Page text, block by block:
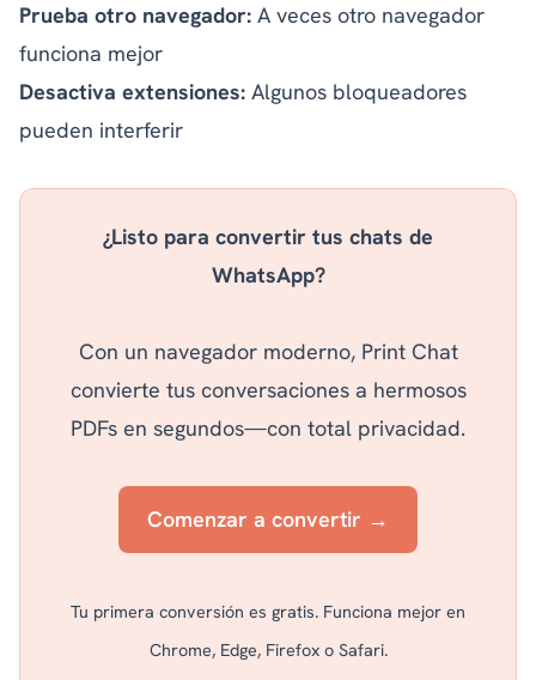
Prueba otro navegador: A veces otro navegador
funciona mejor
Desactiva extensiones: Algunos bloqueadores
pueden interferir
¿Listo para convertir tus chats de
WhatsApp?
Con un navegador moderno, Print Chat
convierte tus conversaciones a hermosos
PDFs en segundos—con total privacidad.
Comenzar a convertir →
Tu primera conversión es gratis. Funciona mejor en
Chrome, Edge, Firefox o Safari.